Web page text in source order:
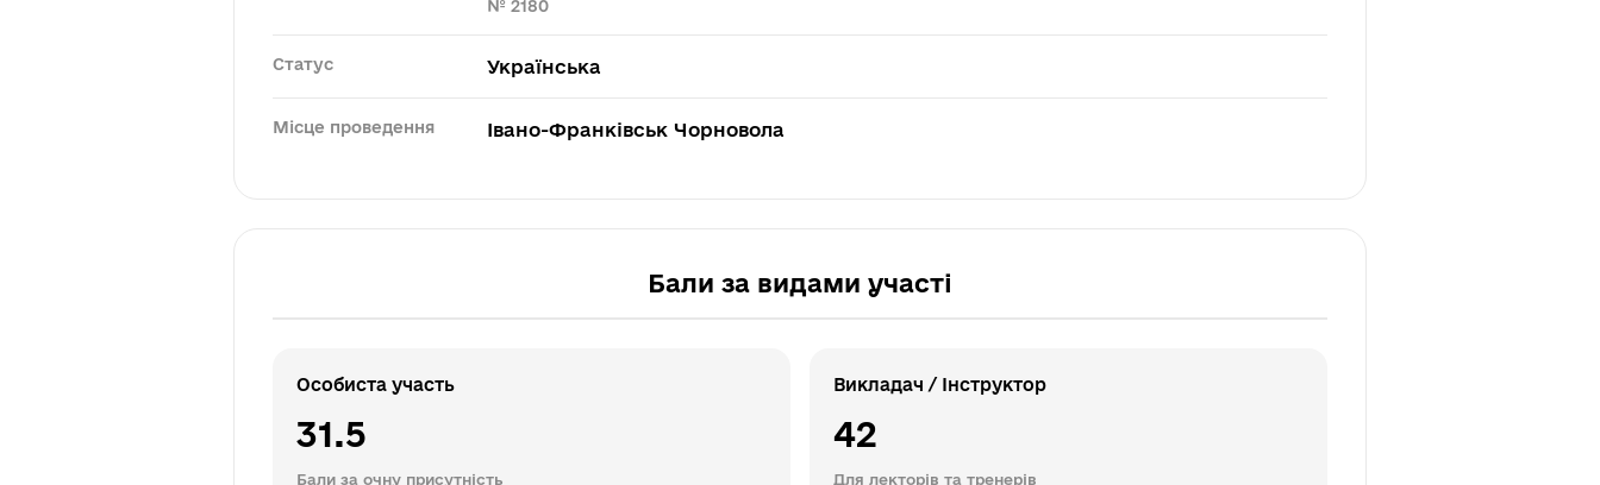
№ 2180
Статус Українська
Місце проведення Івано-Франківськ Чорновола
Бали за видами участі
Особиста участь
31.5
Бали за очну присутність
Викладач / Інструктор
42
Для лекторів та тренерів